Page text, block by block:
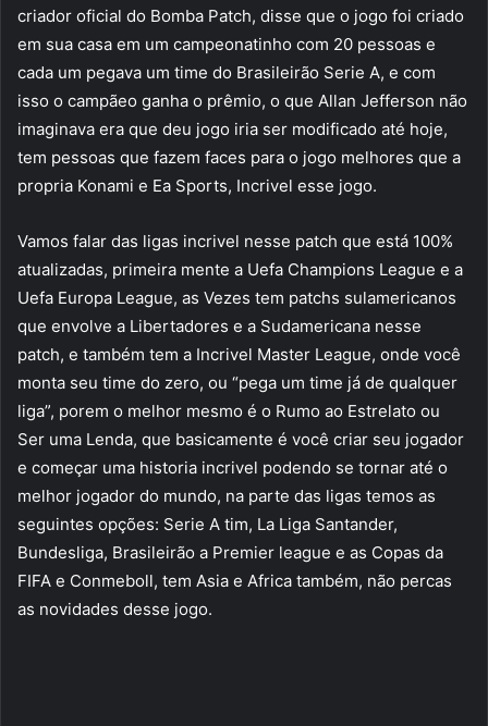
criador oficial do Bomba Patch, disse que o jogo foi criado
em sua casa em um campeonatinho com 20 pessoas e
cada um pegava um time do Brasileirão Serie A, e com
isso o campãeo ganha o prêmio, o que Allan Jefferson não
imaginava era que deu jogo iria ser modificado até hoje,
tem pessoas que fazem faces para o jogo melhores que a
propria Konami e Ea Sports, Incrivel esse jogo.
Vamos falar das ligas incrivel nesse patch que está 100%
atualizadas, primeira mente a Uefa Champions League e a
Uefa Europa League, as Vezes tem patchs sulamericanos
que envolve a Libertadores e a Sudamericana nesse
patch, e também tem a Incrivel Master League, onde você
monta seu time do zero, ou “pega um time já de qualquer
liga”, porem o melhor mesmo é o Rumo ao Estrelato ou
Ser uma Lenda, que basicamente é você criar seu jogador
e começar uma historia incrivel podendo se tornar até o
melhor jogador do mundo, na parte das ligas temos as
seguintes opções: Serie A tim, La Liga Santander,
Bundesliga, Brasileirão a Premier league e as Copas da
FIFA e Conmeboll, tem Asia e Africa também, não percas
as novidades desse jogo.